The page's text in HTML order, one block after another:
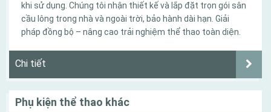
khi sử dụng. Chúng tôi nhận thiết kế và lắp đặt trọn gói sân
cầu lông trong nhà và ngoài trời, bảo hành dài hạn. Giải
pháp đồng bộ – nâng cao trải nghiệm thể thao toàn diện.
Chi tiết
Phụ kiện thể thao khác